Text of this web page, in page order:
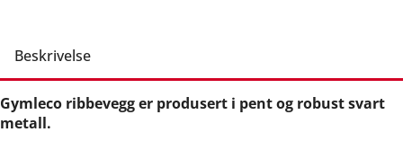
Beskrivelse
Gymleco ribbevegg er produsert i pent og robust svart
metall.